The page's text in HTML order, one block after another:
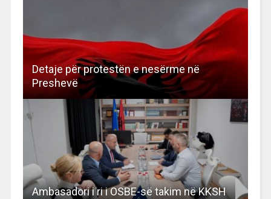
Detaje për protestën e nesërme në
Preshevë
Ambasadori i ri i OSBE-së takim në KKSH